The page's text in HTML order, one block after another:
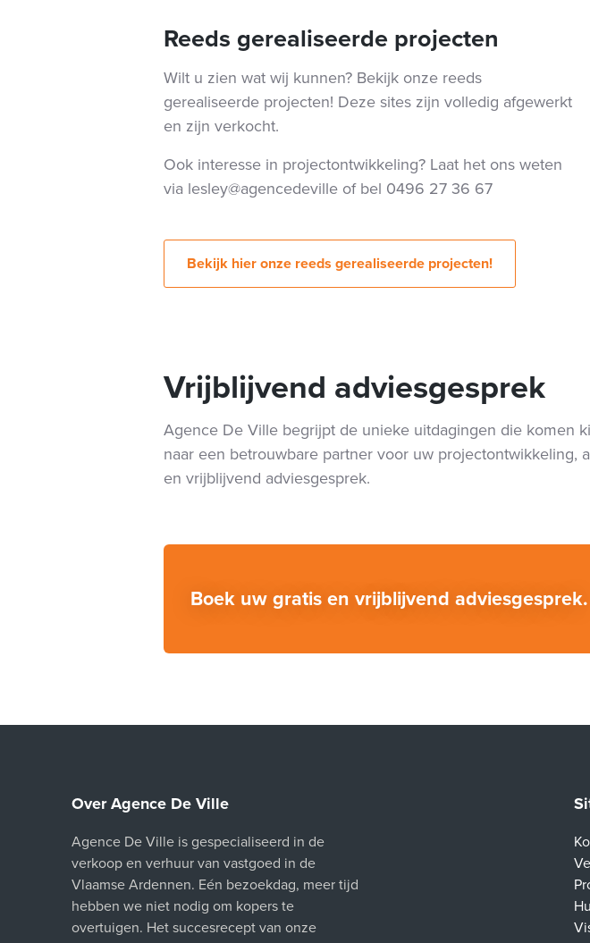
Reeds gerealiseerde projecten
Wilt u zien wat wij kunnen? Bekijk onze reeds
gerealiseerde projecten! Deze sites zijn volledig afgewerkt
en zijn verkocht.
Ook interesse in projectontwikkeling? Laat het ons weten
via lesley@agencedeville of bel 0496 27 36 67
Bekijk hier onze reeds gerealiseerde projecten!
Vrijblijvend adviesgesprek
Agence De Ville begrijpt de unieke uitdagingen die komen
naar een betrouwbare partner voor uw projectontwikkeling,
en vrijblijvend adviesgesprek.
Boek uw gratis en vrijblijvend adviesgesprek.
Over Agence De Ville
Agence De Ville is gespecialiseerd in de
verkoop en verhuur van vastgoed in de
Vlaamse Ardennen. Eén bezoekdag, meer tijd
hebben we niet nodig om kopers te
overtuigen. Het succesrecept van onze